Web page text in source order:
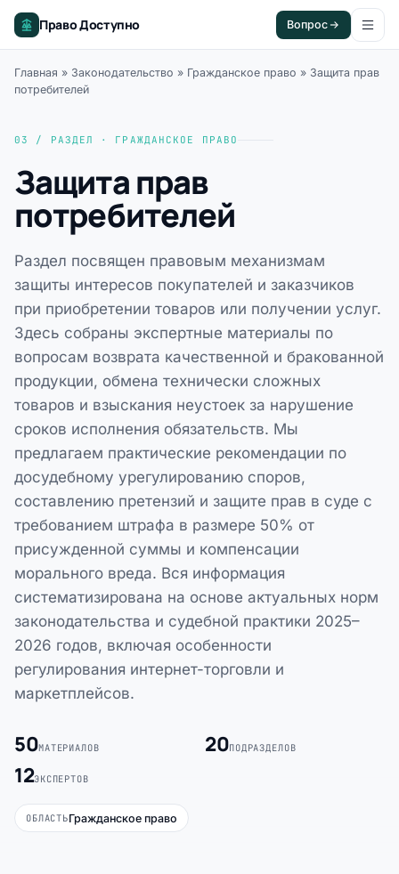
Право Доступно Вопрос
Главная » Законодательство » Гражданское право » Защита прав
потребителей
03 / РАЗДЕЛ · ГРАЖДАНСКОЕ ПРАВО
Защита прав
потребителей
Раздел посвящен правовым механизмам
защиты интересов покупателей и заказчиков
при приобретении товаров или получении услуг.
Здесь собраны экспертные материалы по
вопросам возврата качественной и бракованной
продукции, обмена технически сложных
товаров и взыскания неустоек за нарушение
сроков исполнения обязательств. Мы
предлагаем практические рекомендации по
досудебному урегулированию споров,
составлению претензий и защите прав в суде с
требованием штрафа в размере 50% от
присужденной суммы и компенсации
морального вреда. Вся информация
систематизирована на основе актуальных норм
законодательства и судебной практики 2025–
2026 годов, включая особенности
регулирования интернет-торговли и
маркетплейсов.
50МАТЕРИАЛОВ 20ПОДРАЗДЕЛОВ
12ЭКСПЕРТОВ
ОБЛАСТЬГражданское право